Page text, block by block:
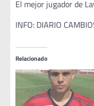
El mejor jugador de
INFO: DIARIO
Relacionado